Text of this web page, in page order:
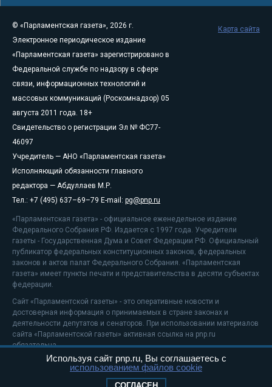
© «Парламентская газета», 2026 г.
Электронное периодическое издание
«Парламентская газета» зарегистрировано в
Федеральной службе по надзору в сфере
связи, информационных технологий и
массовых коммуникаций (Роскомнадзор) 05
августа 2011 года. 18+
Свидетельство о регистрации Эл № ФС77-
46097
Учредитель — АНО «Парламентская газета»
Исполняющий обязанности главного
редактора — Абдуллаев М.Р.
Тел.: +7 (495) 637–69–79 E-mail: pg@pnp.ru
«Парламентская газета» - официальное еженедельное издание
Федерального Собрания РФ. Издается с 1997 года. Учредители
газеты - Государственная Дума и Совет Федерации РФ. Официальный
публикатор федеральных конституционных законов, федеральных
законов и актов палат Федерального Собрания. «Парламентская
газета» имеет пункты печати и представительства в десяти субъектах
федерации.
Сайт «Парламентской газеты» - это оперативные новости и
достоверная информация о принимаемых в стране законах и
деятельности депутатов и сенаторов. При использовании материалов
сайта «Парламентской газеты» активная ссылка на pnp.ru
обязательна.
На информационном ресурсе применяютсярекомендательные
Положение о защите персональных данных
Карта сайта
Используя сайт pnp.ru, Вы соглашаетесь с
использованием файлов cookie